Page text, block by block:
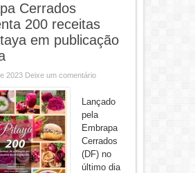
Cerrados
200 receitas
em publicação
2023 Deixe um comentário
Lançado
pela
Embrapa
Cerrados
(DF) no
último dia